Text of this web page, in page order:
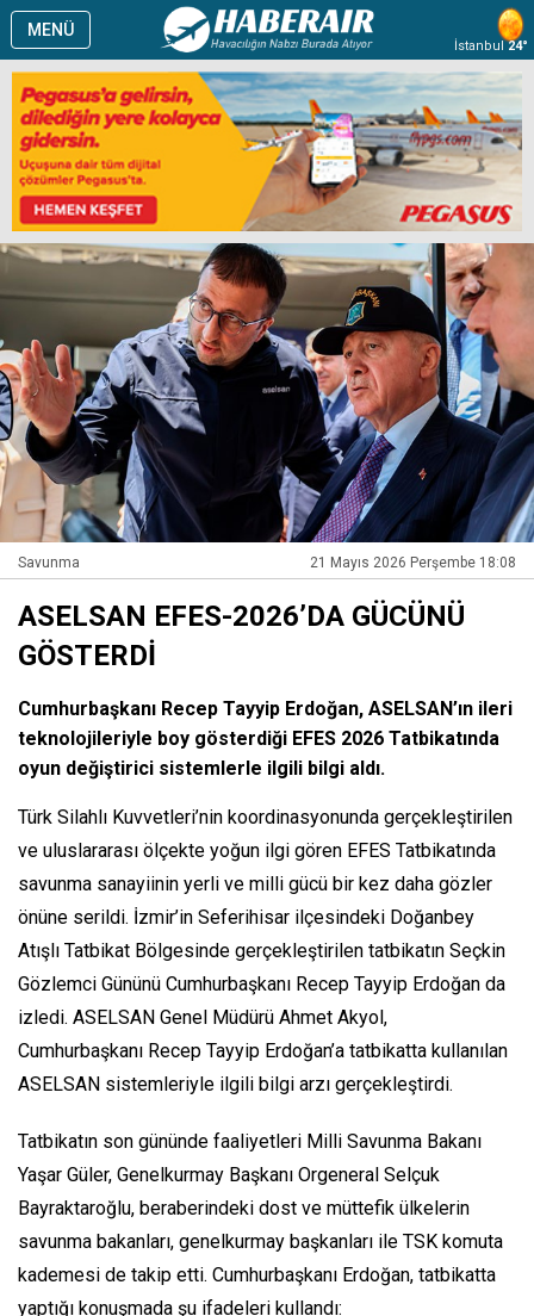
MENÜ
İstanbul24°
Savunma 21 Mayıs 2026 Perşembe 18:08
ASELSAN EFES-2026’DA GÜCÜNÜ
GÖSTERDİ
Cumhurbaşkanı Recep Tayyip Erdoğan, ASELSAN’ın ileri
teknolojileriyle boy gösterdiği EFES 2026 Tatbikatında
oyun değiştirici sistemlerle ilgili bilgi aldı.
Türk Silahlı Kuvvetleri’nin koordinasyonunda gerçekleştirilen
ve uluslararası ölçekte yoğun ilgi gören EFES Tatbikatında
savunma sanayiinin yerli ve milli gücü bir kez daha gözler
önüne serildi. İzmir’in Seferihisar ilçesindeki Doğanbey
Atışlı Tatbikat Bölgesinde gerçekleştirilen tatbikatın Seçkin
Gözlemci Gününü Cumhurbaşkanı Recep Tayyip Erdoğan da
izledi. ASELSAN Genel Müdürü Ahmet Akyol,
Cumhurbaşkanı Recep Tayyip Erdoğan’a tatbikatta kullanılan
ASELSAN sistemleriyle ilgili bilgi arzı gerçekleştirdi.
Tatbikatın son gününde faaliyetleri Milli Savunma Bakanı
Yaşar Güler, Genelkurmay Başkanı Orgeneral Selçuk
Bayraktaroğlu, beraberindeki dost ve müttefik ülkelerin
savunma bakanları, genelkurmay başkanları ile TSK komuta
kademesi de takip etti. Cumhurbaşkanı Erdoğan, tatbikatta
yaptığı konuşmada şu ifadeleri kullandı: